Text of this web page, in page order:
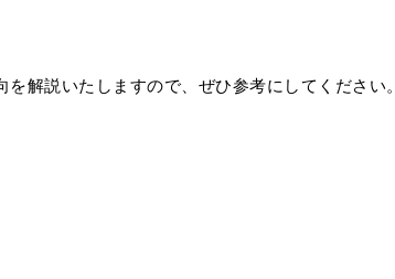
解説いたしますので、ぜひ参考にしてください。